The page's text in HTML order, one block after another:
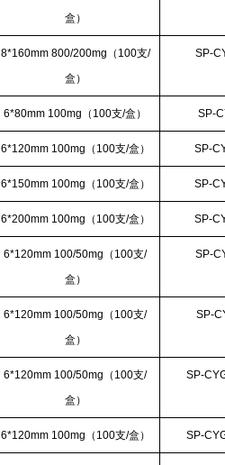
盒）
8*160mm 800/200mg（100支/
盒）
SP-
6*80mm 100mg（100支/盒） SP-
6*120mm 100mg（100支/盒） SP-
6*150mm 100mg（100支/盒） SP-
6*200mm 100mg（100支/盒） SP-
6*120mm 100/50mg（100支/
盒）
SP-
6*120mm 100/50mg（100支/
盒）
SP-
6*120mm 100/50mg（100支/
盒）
SP-
6*120mm 100mg（100支/盒） SP-